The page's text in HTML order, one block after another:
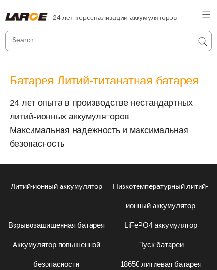
24 лет персонализации аккумуляторов
Батарея Литий-титанатная батарея
24 лет опыта в производстве нестандартных
литий-ионных аккумуляторов
Максимальная надежность и максимальная
безопасность
Литий-ионный аккумулятор Низкотемпературный литий-
ионный аккумулятор
Взрывозащищенная батарея LiFePO4 аккумулятор
Аккумулятор повышенной
безопасности
Пуск батареи
18650 литиевая батарея